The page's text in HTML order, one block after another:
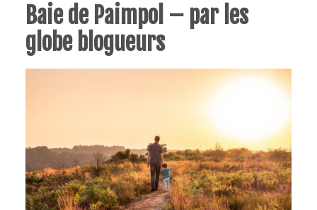
Baie de Paimpol – par les
globe blogueurs